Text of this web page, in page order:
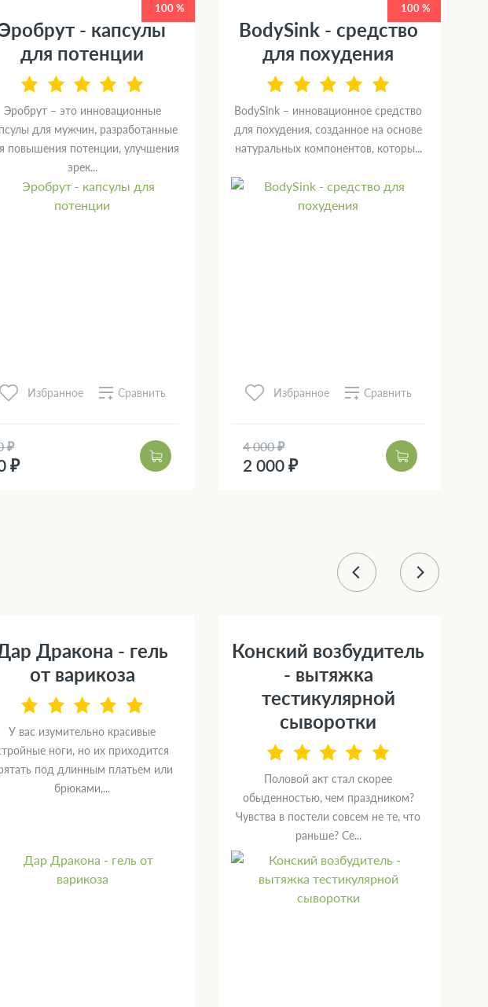
100 %
- капсулы
для потенции
Эробрут – это инновационные
для мужчин, разработанные
повышения потенции, улучшения
эрек...
Избранное Сравнить
₽
₽
100 %
BodySink - средство
для похудения
BodySink – инновационное средство
для похудения, созданное на основе
натуральных компонентов, которы...
Избранное Сравнить
4 000 ₽
2 000 ₽
Дракона - гель
от варикоза
У вас изумительно красивые
ноги, но их приходится
под длинным платьем или
брюками,...
Конский возбудитель
- вытяжка
тестикулярной
сыворотки
Половой акт стал скорее
обыденностью, чем праздником?
Чувства в постели совсем не те, что
раньше? Се...